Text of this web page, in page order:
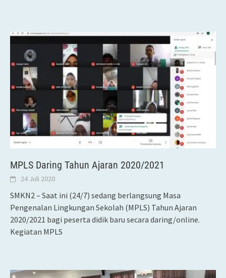
MPLS Daring Tahun Ajaran 2020/2021
24 Juli 2020
SMKN2 – Saat ini (24/7) sedang berlangsung Masa
Pengenalan Lingkungan Sekolah (MPLS) Tahun Ajaran
2020/2021 bagi peserta didik baru secara daring/online.
Kegiatan MPLS